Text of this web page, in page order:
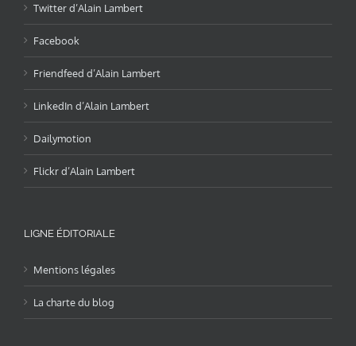
Twitter d’Alain Lambert
Facebook
Friendfeed d’Alain Lambert
LinkedIn d’Alain Lambert
Dailymotion
Flickr d’Alain Lambert
LIGNE ÉDITORIALE
Mentions légales
La charte du blog